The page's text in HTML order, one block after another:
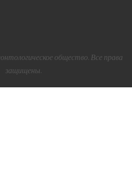
общество. Все права
защищены.